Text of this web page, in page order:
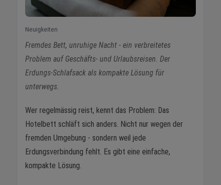
Neuigkeiten
Fremdes Bett, unruhige Nacht - ein verbreitetes
Problem auf Geschäfts- und Urlaubsreisen. Der
Erdungs-Schlafsack als kompakte Lösung für
unterwegs.
Wer regelmässig reist, kennt das Problem: Das
Hotelbett schläft sich anders. Nicht nur wegen der
fremden Umgebung - sondern weil jede
Erdungsverbindung fehlt. Es gibt eine einfache,
kompakte Lösung.